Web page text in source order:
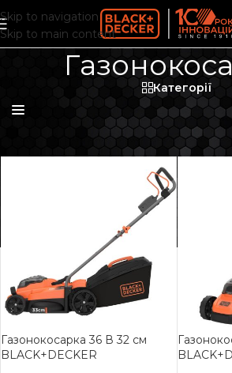
Skip to navigation
Skip to main content
Категорії
Газонокосарка 36 В 32 см
BLACK+DECKER